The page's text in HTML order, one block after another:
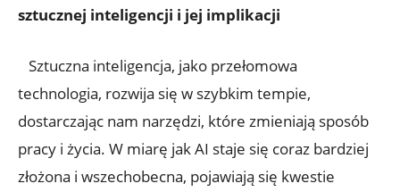
sztucznej inteligencji i jej implikacji
⁢ ‍ ⁣ Sztuczna ‌inteligencja, ⁢jako ⁤przełomowa
technologia, rozwija się w szybkim ⁢tempie,
‌dostarczając nam narzędzi, które‍ zmieniają sposób
‍pracy i życia. W miarę jak AI staje się ⁢coraz ‍bardziej
złożona i wszechobecna, pojawiają się kwestie